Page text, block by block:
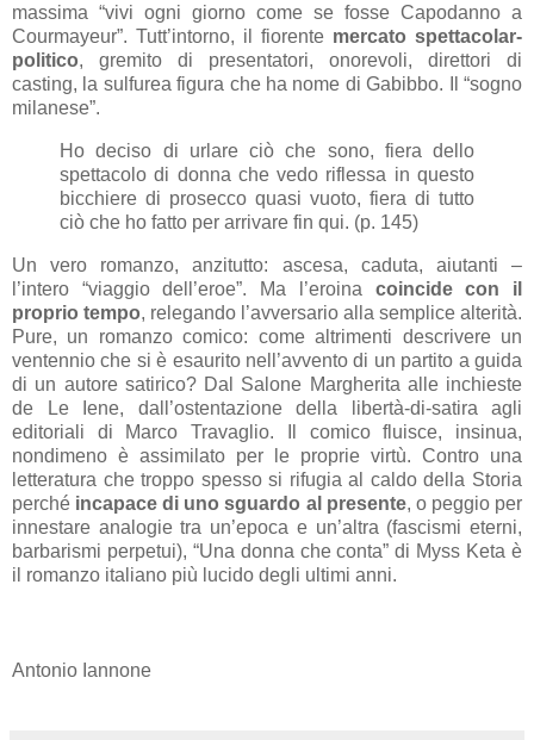
massima “vivi ogni giorno come se fosse Capodanno a
Courmayeur”. Tutt’intorno, il fiorente mercato spettacolar-
politico, gremito di presentatori, onorevoli, direttori di
casting, la sulfurea figura che ha nome di Gabibbo. Il “sogno
milanese”.
Ho deciso di urlare ciò che sono, fiera dello
spettacolo di donna che vedo riflessa in questo
bicchiere di prosecco quasi vuoto, fiera di tutto
ciò che ho fatto per arrivare fin qui. (p. 145)
Un vero romanzo, anzitutto: ascesa, caduta, aiutanti –
l’intero “viaggio dell’eroe”. Ma l’eroina coincide con il
proprio tempo, relegando l’avversario alla semplice alterità.
Pure, un romanzo comico: come altrimenti descrivere un
ventennio che si è esaurito nell’avvento di un partito a guida
di un autore satirico? Dal Salone Margherita alle inchieste
de Le Iene, dall’ostentazione della libertà-di-satira agli
editoriali di Marco Travaglio. Il comico fluisce, insinua,
nondimeno è assimilato per le proprie virtù. Contro una
letteratura che troppo spesso si rifugia al caldo della Storia
perché incapace di uno sguardo al presente, o peggio per
innestare analogie tra un’epoca e un’altra (fascismi eterni,
barbarismi perpetui), “Una donna che conta” di Myss Keta è
il romanzo italiano più lucido degli ultimi anni.
Antonio Iannone